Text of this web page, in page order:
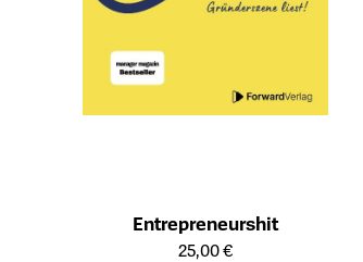
Entrepreneurshit
Öffnet die Detailseite des Produkts
25,00 €